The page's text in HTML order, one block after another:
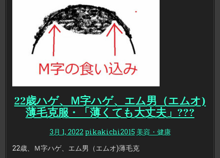
22歳ハゲ、Ｍ字ハゲ、エム男（エムオ)
薄毛克服・「薄くても大丈夫」???
3月 1, 2022 pikakichi2015 美容・健康
22歳、Ｍ字ハゲ、エム男（エムオ)薄毛克